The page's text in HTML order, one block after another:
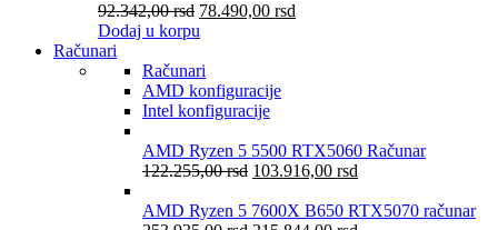
92.342,00rsd 78.490,00 rsd
Dodaj u korpu
Računari
Računari
AMD konfiguracije
Intel konfiguracije
AMD Ryzen 5 5500 RTX5060 Računar
122.255,00rsd 103.916,00 rsd
AMD Ryzen 5 7600X B650 RTX5070 računar